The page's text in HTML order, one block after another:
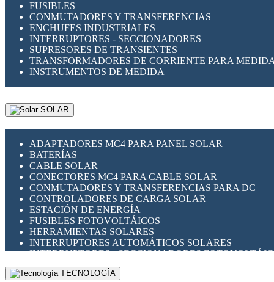
FUSIBLES
CONMUTADORES Y TRANSFERENCIAS
ENCHUFES INDUSTRIALES
INTERRUPTORES - SECCIONADORES
SUPRESORES DE TRANSIENTES
TRANSFORMADORES DE CORRIENTE PARA
INSTRUMENTOS DE MEDIDA
SOLAR
ADAPTADORES MC4 PARA PANEL SOLAR
BATERÍAS
CABLE SOLAR
CONECTORES MC4 PARA CABLE SOLAR
CONMUTADORES Y TRANSFERENCIAS PARA DC
CONTROLADORES DE CARGA SOLAR
ESTACIÓN DE ENERGÍA
FUSIBLES FOTOVOLTÁICOS
HERRAMIENTAS SOLARES
INTERRUPTORES AUTOMÁTICOS SOLARES
INTERRUPTORES - SECCIONADORES
MONTAJE PANEL SOLAR
PORTA FUSIBLES Y SECCIONADORES
TECNOLOGÍA